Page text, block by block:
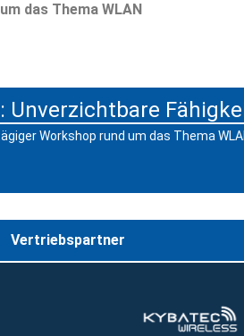
das Thema WLAN
Unverzichtbare
Workshop rund um das Thema
Vertriebspartner